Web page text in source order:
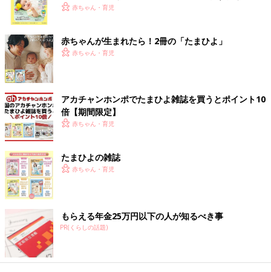
出典：Instagramアカウント「yuka0136」
yuka0136さんは水に流せるティッシュで手洗い場のこそうじ
（小掃除）をしているとのこと。気になったときに拭くことで蛇
ておくのも大切ですよね♪
「ルック まめピカ」でこまめに拭き掃除
く！ おっぱい・ミルクの基本と夏のトラブル 解決テ
赤ちゃん・育児
赤ちゃんが生まれたら！2冊の「たまひよ」
赤ちゃん・育児
アカチャンホンポでたまひよ雑誌を買うとポイント10
倍【期間限定】
赤ちゃん・育児
たまひよの雑誌
赤ちゃん・育児
もらえる年金25万円以下の人が知るべき事
PR(くらしの話題)